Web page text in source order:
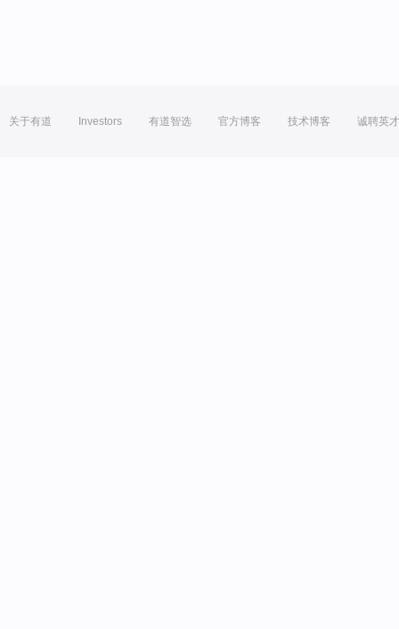
关于有道 Investors 有道智选 官方博客 技术博客 诚聘英才